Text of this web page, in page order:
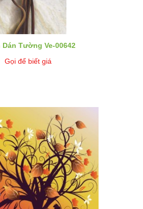
Dán Tường Ve-00642
Gọi để biết giá